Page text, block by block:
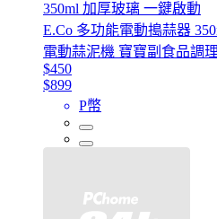
350ml 加厚玻璃 一鍵啟動
E.Co 多功能電動搗蒜器
電動蒜泥機 寶寶副食品調
$450
$899
P幣